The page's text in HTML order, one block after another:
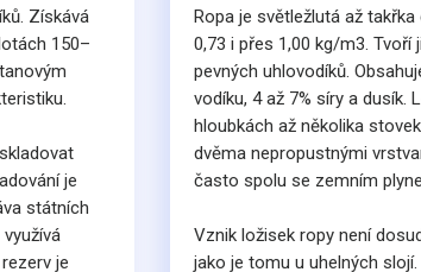
Získává
150–
je
státních
je
Ropa je světležlutá až
0,73 i přes 1,00 kg/m3. Tvoří
pevných uhlovodíků.
vodíku, 4 až 7% síry a dusík.
hloubkách až několika
dvěma nepropustnými
často spolu se zemním
Vznik ložisek ropy není
jako je tomu u uhelných